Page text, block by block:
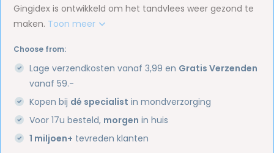
Gingidex is ontwikkeld om het tandvlees weer gezond te
maken. Toon meer
Choose from:
Lage verzendkosten vanaf 3,99 en Gratis Verzenden
vanaf 59.-
Kopen bij dé specialist in mondverzorging
Voor 17u besteld, morgen in huis
1 miljoen+ tevreden klanten